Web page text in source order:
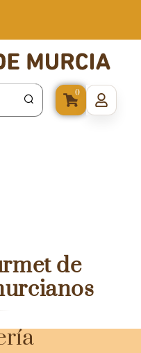
0
de